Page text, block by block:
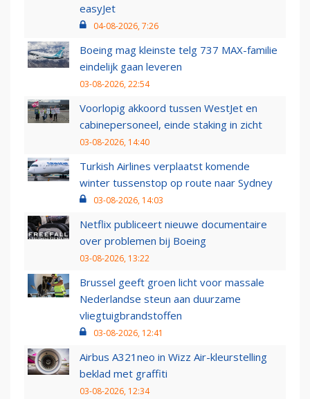
easyJet
04-08-2026, 7:26
Boeing mag kleinste telg 737 MAX-familie
eindelijk gaan leveren
03-08-2026, 22:54
Voorlopig akkoord tussen WestJet en
cabinepersoneel, einde staking in zicht
03-08-2026, 14:40
Turkish Airlines verplaatst komende
winter tussenstop op route naar Sydney
03-08-2026, 14:03
Netflix publiceert nieuwe documentaire
over problemen bij Boeing
03-08-2026, 13:22
Brussel geeft groen licht voor massale
Nederlandse steun aan duurzame
vliegtuigbrandstoffen
03-08-2026, 12:41
Airbus A321neo in Wizz Air-kleurstelling
beklad met graffiti
03-08-2026, 12:34